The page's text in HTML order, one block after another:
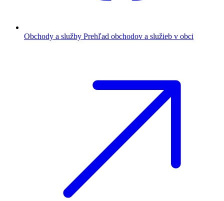
Obchody a služby Prehľad obchodov a služieb v obci